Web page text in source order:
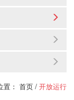
置： 首页 / 开放运行